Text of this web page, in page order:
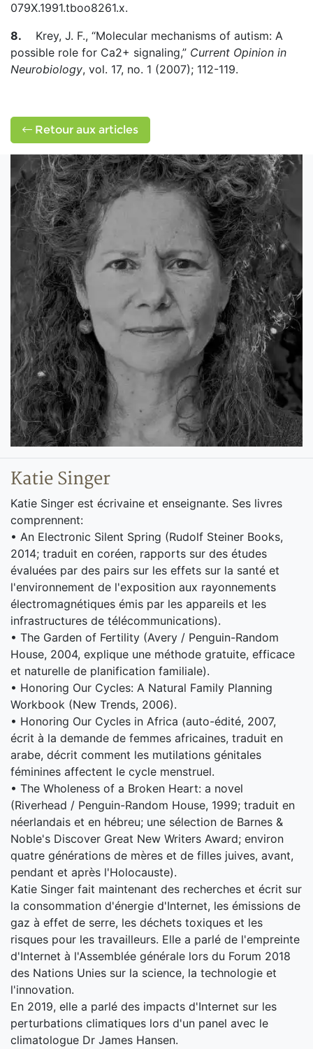
079X.1991.tboo8261.x.
8. Krey, J. F., “Molecular mechanisms of autism: A
possible role for Ca2+ signaling,” Current Opinion in
Neurobiology, vol. 17, no. 1 (2007); 112-119.
Retour aux articles
Katie Singer
Katie Singer est écrivaine et enseignante. Ses livres
comprennent:
• An Electronic Silent Spring (Rudolf Steiner Books,
2014; traduit en coréen, rapports sur des études
évaluées par des pairs sur les effets sur la santé et
l'environnement de l'exposition aux rayonnements
électromagnétiques émis par les appareils et les
infrastructures de télécommunications).
• The Garden of Fertility (Avery / Penguin-Random
House, 2004, explique une méthode gratuite, efficace
et naturelle de planification familiale).
• Honoring Our Cycles: A Natural Family Planning
Workbook (New Trends, 2006).
• Honoring Our Cycles in Africa (auto-édité, 2007,
écrit à la demande de femmes africaines, traduit en
arabe, décrit comment les mutilations génitales
féminines affectent le cycle menstruel.
• The Wholeness of a Broken Heart: a novel
(Riverhead / Penguin-Random House, 1999; traduit en
néerlandais et en hébreu; une sélection de Barnes &
Noble's Discover Great New Writers Award; environ
quatre générations de mères et de filles juives, avant,
pendant et après l'Holocauste).
Katie Singer fait maintenant des recherches et écrit sur
la consommation d'énergie d'Internet, les émissions de
gaz à effet de serre, les déchets toxiques et les
risques pour les travailleurs. Elle a parlé de l'empreinte
d'Internet à l'Assemblée générale lors du Forum 2018
des Nations Unies sur la science, la technologie et
l'innovation.
En 2019, elle a parlé des impacts d'Internet sur les
perturbations climatiques lors d'un panel avec le
climatologue Dr James Hansen.